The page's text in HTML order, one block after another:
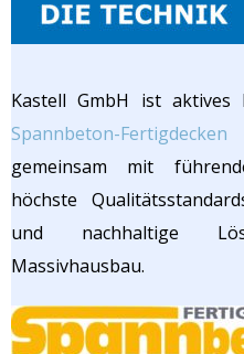
Kastell GmbH ist aktives
Spannbeton-
gemeinsam mit
höchste
und nachhaltige
Massivhausbau.